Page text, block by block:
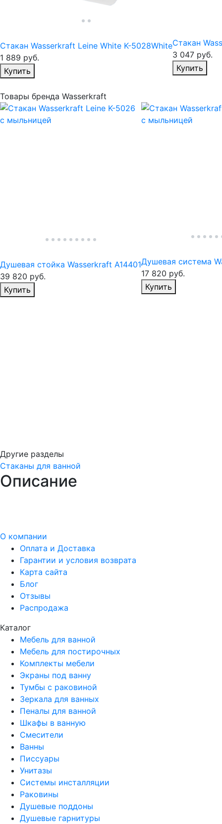
Стакан Wasserkraft Leine White K-5028White
1 889 руб.
Купить
Стакан
3 047 руб.
Купить
Товары бренда Wasserkraft
Душевая стойка Wasserkraft A14401
39 820 руб.
Купить
Душевая система
17 820 руб.
Купить
Другие разделы
Стаканы для ванной
Описание
О компании
Оплата и Доставка
Гарантии и условия возврата
Карта сайта
Блог
Отзывы
Распродажа
Каталог
Мебель для ванной
Мебель для постирочных
Комплекты мебели
Экраны под ванну
Тумбы с раковиной
Зеркала для ванных
Пеналы для ванной
Шкафы в ванную
Смесители
Ванны
Писсуары
Унитазы
Системы инсталляции
Раковины
Душевые поддоны
Душевые гарнитуры